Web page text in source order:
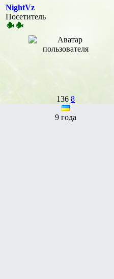
NightVz
Посетитель
136 8
9 года